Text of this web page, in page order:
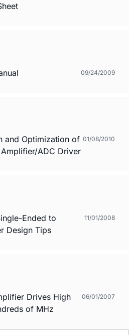
09/24/2009
and Optimization of
ADC Driver
01/08/2010
Ended to
Design Tips
11/01/2008
Drives High
of MHz
06/01/2007